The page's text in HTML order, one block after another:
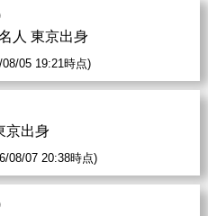
人 東京出身
05 19:21時点)
京出身
08/07 20:38時点)